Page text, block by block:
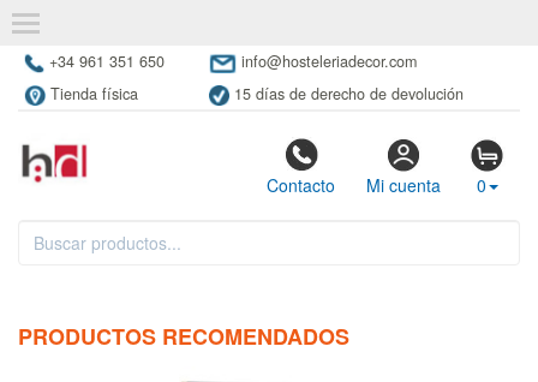
+34 961 351 650
info@hosteleriadecor.com
Tienda física
15 días de derecho de devolución
Contacto Mi cuenta 0
PRODUCTOS RECOMENDADOS